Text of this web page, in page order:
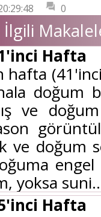
0
İlgili
Hafta
hafta
doğum
ve doğum
ve doğum
yoksa
Hafta